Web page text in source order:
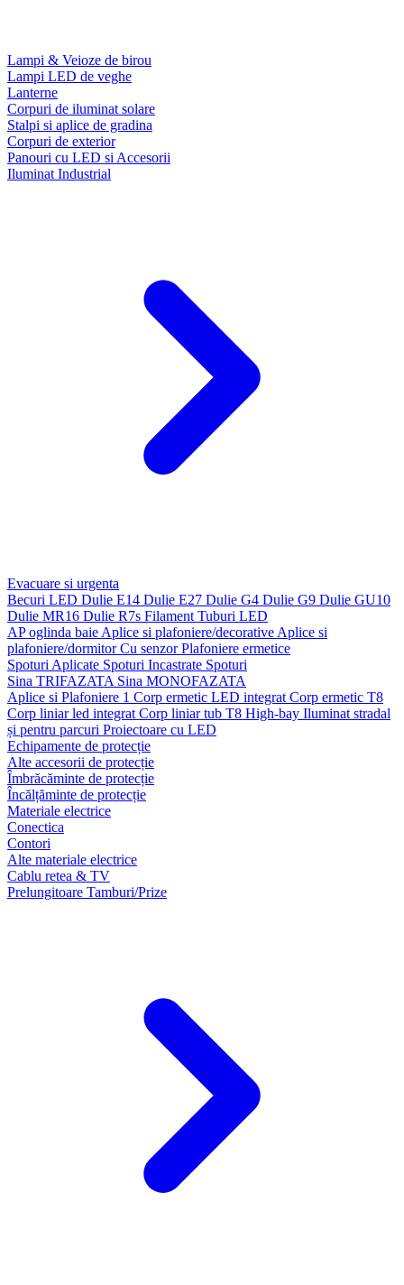
Lampi & Veioze de birou
Lampi LED de veghe
Lanterne
Corpuri de iluminat solare
Stalpi si aplice de gradina
Corpuri de exterior
Panouri cu LED si Accesorii
Iluminat Industrial
Evacuare si urgenta
Becuri LED Dulie E14 Dulie E27 Dulie G4 Dulie G9 Dulie GU10
Dulie MR16 Dulie R7s Filament Tuburi LED
AP oglinda baie Aplice si plafoniere/decorative Aplice si
plafoniere/dormitorCu senzorPlafoniere ermetice
Spoturi Aplicate Spoturi Incastrate Spoturi
Sina TRIFAZATA Sina MONOFAZATA
Aplice si Plafoniere 1 Corp ermetic LED integrat Corp ermetic T8
Corp liniar led integrat Corp liniar tub T8 High-bay Iluminat stradal
și pentru parcuri Proiectoare cu LED
Echipamente de protecție
Alte accesorii de protecție
Îmbrăcăminte de protecție
Încălțăminte de protecție
Materiale electrice
Conectica
Contori
Alte materiale electrice
Cablu retea & TV
Prelungitoare Tamburi/Prize